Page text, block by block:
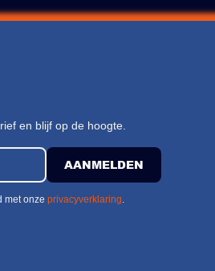
en blijf op de hoogte.
met onzeprivacyverklaring.